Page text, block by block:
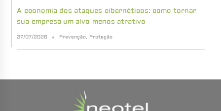
A economia dos ataques cibernéticos: como tornar
sua empresa um alvo menos atrativo
27/07/2026 Prevenção, Proteção